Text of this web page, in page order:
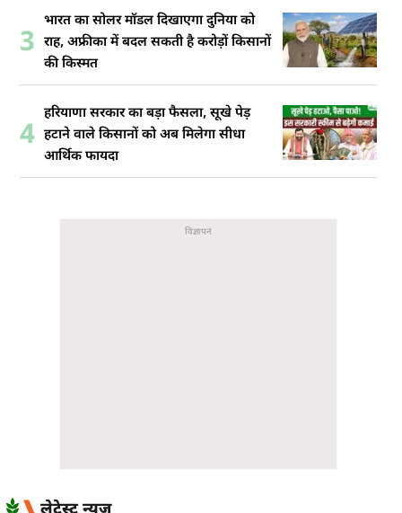
3
भारत का सोलर मॉडल दिखाएगा दुनिया को
राह, अफ्रीका में बदल सकती है करोड़ों किसानों
की किस्मत
4
हरियाणा सरकार का बड़ा फैसला, सूखे पेड़
हटाने वाले किसानों को अब मिलेगा सीधा
आर्थिक फायदा
लेटेस्ट न्यूज़